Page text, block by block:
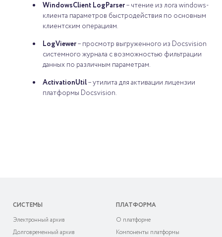
WindowsClient LogParser– чтение из лога windows-
клиента параметров быстродействия по основным
клиентским операциям.
LogViewer– просмотр выгруженного из Docsvision
системного журнала с возможностью фильтрации
данных по различным параметрам.
ActivationUtil– утилита для активации лицензии
платформы Docsvision.
СИСТЕМЫ
Электронный архив
Долговременный архив
ПЛАТФОРМА
О платформе
Компоненты платформы